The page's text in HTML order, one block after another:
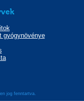
gyógynövénye
jog fenntartva.